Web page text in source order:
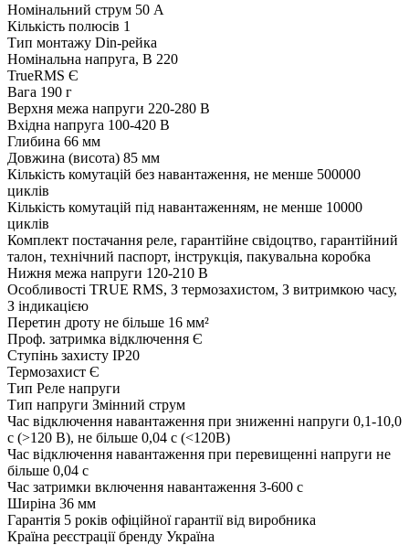
Номінальний струм 50 А
Кількість полюсів 1
Тип монтажу Din-рейка
Номінальна напруга, В 220
TrueRMS Є
Вага 190 г
Верхня межа напруги 220-280 В
Вхідна напруга 100-420 В
Глибина 66 мм
Довжина (висота) 85 мм
Кількість комутацій без навантаження, не менше 500000
циклів
Кількість комутацій під навантаженням, не менше 10000
циклів
Комплект постачання реле, гарантійне свідоцтво, гарантійний
талон, технічний паспорт, інструкція, пакувальна коробка
Нижня межа напруги 120-210 В
Особливості TRUE RMS, З термозахистом, З витримкою часу,
З індикацією
Перетин дроту не більше 16 мм²
Проф. затримка відключення Є
Ступінь захисту IP20
Термозахист Є
Тип Реле напруги
Тип напруги Змінний струм
Час відключення навантаження при зниженні напруги 0,1-10,0
с (>120 В), не більше 0,04 с (<120В)
Час відключення навантаження при перевищенні напруги не
більше 0,04 с
Час затримки включення навантаження 3-600 с
Ширіна 36 мм
Гарантія 5 років офіційної гарантії від виробника
Країна реєстрації бренду Україна